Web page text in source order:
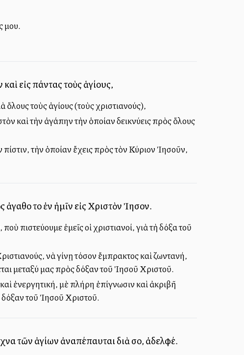
μου.
εἰς πάντας τοὺς ἁγίους,
ὅλους τοὺς ἁγίους (τοὺς χριστιανούς),
καὶ τὴν ἀγάπην τὴν ὁποίαν δεικνύεις πρὸς ὅλους
τὴν ὁποίαν ἔχεις πρὸς τὸν Κύριον Ἰησοῦν,
τοῦ ἐν ἡμῖν εἰς Χριστὸν Ἰησοῦν.
πιστεύουμε ἐμεῖς οἱ χριστιανοί, γιὰ τὴ δόξα τοῦ
νὰ γίνῃ τόσον ἔμπρακτος καὶ ζωντανή,
μεταξύ μας πρὸς δόξαν τοῦ Ἰησοῦ Χριστοῦ.
ἐνεργητική, μὲ πλήρη ἐπίγνωσιν καὶ ἀκριβῆ
τοῦ Ἰησοῦ Χριστοῦ.
τῶν ἁγίων ἀναπέπαυται διὰ σοῦ, ἀδελφέ.